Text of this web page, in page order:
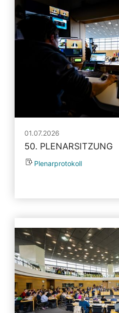
01.07.2026
50. PLENARSITZUNG
Plenarprotokoll